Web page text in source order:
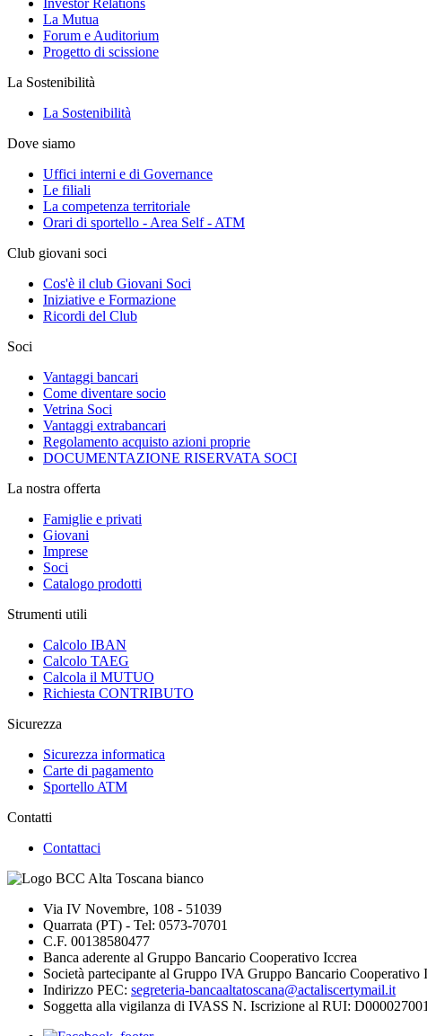
Investor Relations
La Mutua
Forum e Auditorium
Progetto di scissione
La Sostenibilità
La Sostenibilità
Dove siamo
Uffici interni e di Governance
Le filiali
La competenza territoriale
Orari di sportello - Area Self - ATM
Club giovani soci
Cos'è il club Giovani Soci
Iniziative e Formazione
Ricordi del Club
Soci
Vantaggi bancari
Come diventare socio
Vetrina Soci
Vantaggi extrabancari
Regolamento acquisto azioni proprie
DOCUMENTAZIONE RISERVATA SOCI
La nostra offerta
Famiglie e privati
Giovani
Imprese
Soci
Catalogo prodotti
Strumenti utili
Calcolo IBAN
Calcolo TAEG
Calcola il MUTUO
Richiesta CONTRIBUTO
Sicurezza
Sicurezza informatica
Carte di pagamento
Sportello ATM
Contatti
Contattaci
Via IV Novembre, 108 - 51039
Quarrata (PT) - Tel: 0573-70701
C.F. 00138580477
Banca aderente al Gruppo Bancario Cooperativo Iccrea
Società partecipante al Gruppo IVA Gruppo Bancario
Indirizzo PEC: segreteria-bancaaltatoscana@actaliscertymail.it
Soggetta alla vigilanza di IVASS N. Iscrizione al RUI: